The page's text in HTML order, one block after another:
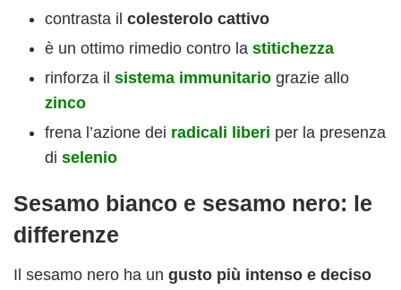
contrasta il colesterolo cattivo
è un ottimo rimedio contro la stitichezza
rinforza il sistema immunitario grazie allo
zinco
frena l’azione dei radicali liberi per la presenza
di selenio
Sesamo bianco e sesamo nero: le
differenze
Il sesamo nero ha un gusto più intenso e deciso